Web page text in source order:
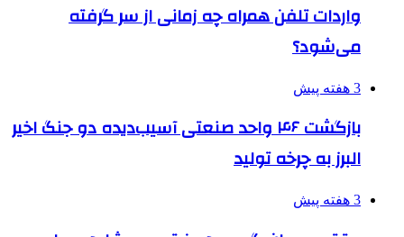
واردات تلفن همراه چه زمانی از سر گرفته
می‌شود؟
3 هفته پیش
بازگشت ۴۶ واحد صنعتی آسیب‌دیده دو جنگ اخیر
البرز به چرخه تولید
3 هفته پیش